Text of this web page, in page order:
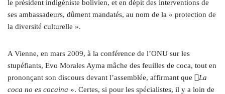
le président indigéniste bolivien, et en dépit des interventions de
ses ambassadeurs, dûment mandatés, au nom de la « protection de
la diversité culturelle ».
A Vienne, en mars 2009, à la conférence de l’ONU sur les
stupéfiants, Evo Morales Ayma mâche des feuilles de coca, tout en
prononçant son discours devant l’assemblée, affirmant que La
coca no es cocaina ». Certes, si pour les spécialistes, il y a loin de